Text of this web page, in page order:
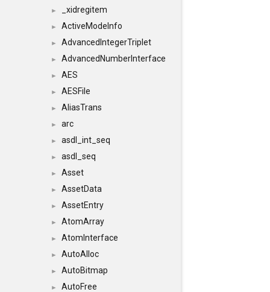
► _xidregitem
► ActiveModeInfo
► AdvancedIntegerTriplet
► AdvancedNumberInterface
► AES
► AESFile
► AliasTrans
► arc
► asdl_int_seq
► asdl_seq
► Asset
► AssetData
► AssetEntry
► AtomArray
► AtomInterface
► AutoAlloc
► AutoBitmap
► AutoFree